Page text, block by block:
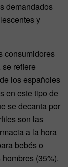
demandados
y
consumidores
se refiere
los españoles
en este tipo de
se decanta por
son las
a la hora
bebés o
(35%).